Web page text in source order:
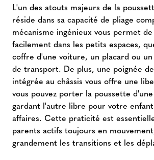
L'un des atouts majeurs de la
réside dans sa capacité de pliage
mécanisme ingénieux vous permet
facilement dans les petits espaces,
coffre d'une voiture, un placard ou
de transport. De plus, une poignée
intégrée au châssis vous offre une
vous pouvez porter la poussette
gardant l'autre libre pour votre
affaires. Cette praticité est
parents actifs toujours en
grandement les transitions et les